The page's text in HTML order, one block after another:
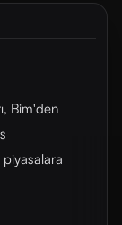
Bim'den